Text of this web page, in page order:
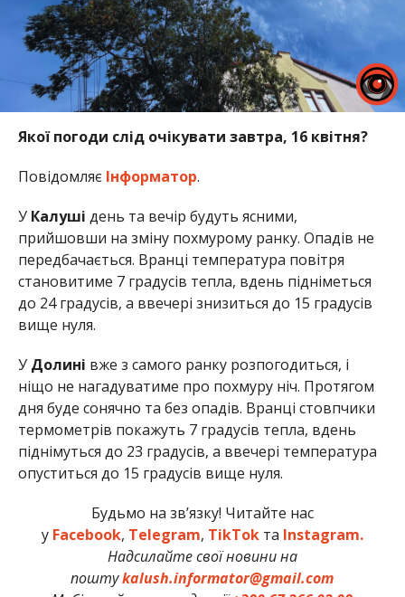
Якої погоди слід очікувати завтра, 16 квітня?
Повідомляє Інформатор.
УКалуші день та вечір будуть ясними,
прийшовши на зміну похмурому ранку. Опадів не
передбачається. Вранці температура повітря
становитиме 7 градусів тепла, вдень підніметься
до 24 градусів, а ввечері знизиться до 15 градусів
вище нуля.
УДолині вже з самого ранку розпогодиться, і
ніщо не нагадуватиме про похмуру ніч. Протягом
дня буде сонячно та без опадів. Вранці стовпчики
термометрів покажуть 7 градусів тепла, вдень
піднімуться до 23 градусів, а ввечері температура
опуститься до 15 градусів вище нуля.
Будьмо на зв’язку! Читайте нас
у Facebook, Telegram, TikTokта Instagram.
Надсилайте свої новини на
поштуkalush.informator@gmail.com